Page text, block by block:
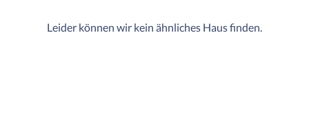
Leider können wir kein ähnliches Haus finden.